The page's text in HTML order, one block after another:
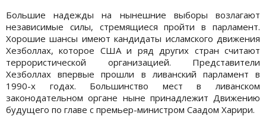
Большие надежды на нынешние выборы возлагают
независимые силы, стремящиеся пройти в парламент.
Хорошие шансы имеют кандидаты исламского движения
Хезболлах, которое США и ряд других стран считают
террористической организацией. Представители
Хезболлах впервые прошли в ливанский парламент в
1990-х годах. Большинство мест в ливанском
законодательном органе ныне принадлежит Движению
будущего по главе с премьер-министром Саадом Харири.